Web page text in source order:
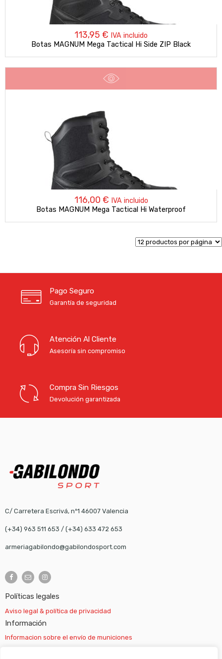
113,95 € IVA incluido
Botas MAGNUM Mega Tactical Hi Side ZIP Black
116,00 € IVA incluido
Botas MAGNUM Mega Tactical Hi Waterproof
Pago Seguro
Garantía de seguridad
Atención Al Cliente
Asesoría sin compromiso
Compra Sin Riesgos
Devolución garantizada
C/ Carretera Escrivá, nº1 46007 Valencia
(+34) 963 511 653 / (+34) 633 472 653
armeriagabilondo@gabilondosport.com
Políticas legales
Aviso legal & política de privacidad
Información
Informacion sobre el envío de municiones